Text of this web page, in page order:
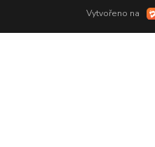
Vytvořeno na